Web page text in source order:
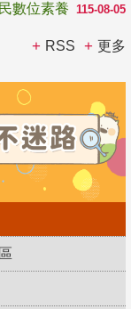
115-08-05
數位素養
RSS 更多